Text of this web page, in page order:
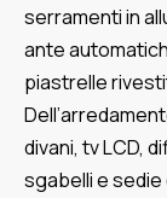
serramenti in
ante
piastrelle
divani, tv LCD,
sgabelli e